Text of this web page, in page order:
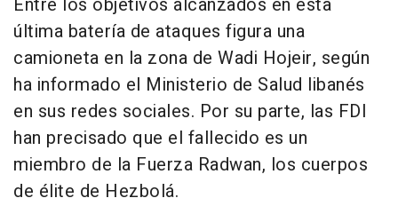
Entre los objetivos alcanzados en esta
última batería de ataques figura una
camioneta en la zona de Wadi Hojeir, según
ha informado el Ministerio de Salud libanés
en sus redes sociales. Por su parte, las FDI
han precisado que el fallecido es un
miembro de la Fuerza Radwan, los cuerpos
de élite de Hezbolá.